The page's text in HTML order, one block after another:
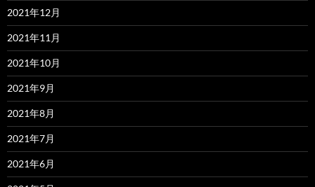
2021年12月
2021年11月
2021年10月
2021年9月
2021年8月
2021年7月
2021年6月